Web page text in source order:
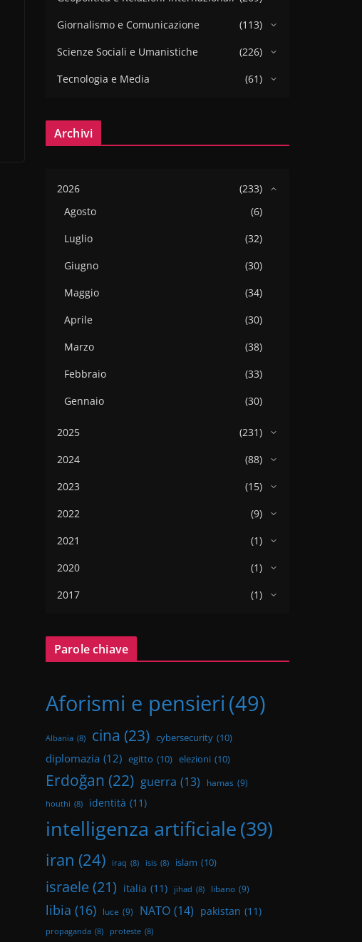
Giornalismo e Comunicazione
(113)
Scienze Sociali e Umanistiche
(226)
Tecnologia e Media
(61)
Archivi
2026
(233)
Agosto
(6)
Luglio
(32)
Giugno
(30)
Maggio
(34)
Aprile
(30)
Marzo
(38)
Febbraio
(33)
Gennaio
(30)
2025
(231)
2024
(88)
2023
(15)
2022
(9)
2021
(1)
2020
(1)
2017
(1)
Parole chiave
Aforismi e pensieri (49)
Albania (8) cina (23) cybersecurity (10)
diplomazia (12) egitto (10) elezioni (10)
Erdoğan (22) guerra (13) hamas (9)
houthi (8) identità (11)
intelligenza artificiale(39)
iran (24) iraq (8) isis (8) islam (10)
israele(21) italia (11) jihad (8) libano (9)
libia (16) luce (9) NATO (14) pakistan (11)
propaganda (8) proteste (8)